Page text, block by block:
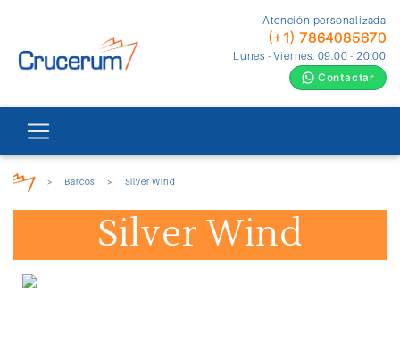
Atención personalizada
(+1) 7864085670
Lunes - Viernes: 09:00 - 20:00
Contactar
> Barcos > Silver Wind
Silver Wind